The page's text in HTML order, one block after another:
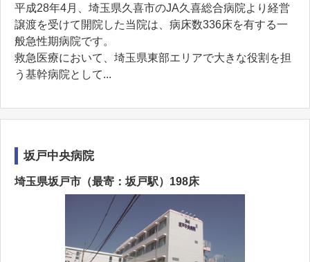
平成28年4月、埼玉県久喜市のJA久喜総合病院より経営
譲渡を受けて開院した当院は、病床数336床を有する一
般急性期病院です。
救急医療において、埼玉県東部エリアで大きな役割を担
う基幹病院として...
坂戸中央病院
埼玉県坂戸市（最寄：坂戸駅）198床